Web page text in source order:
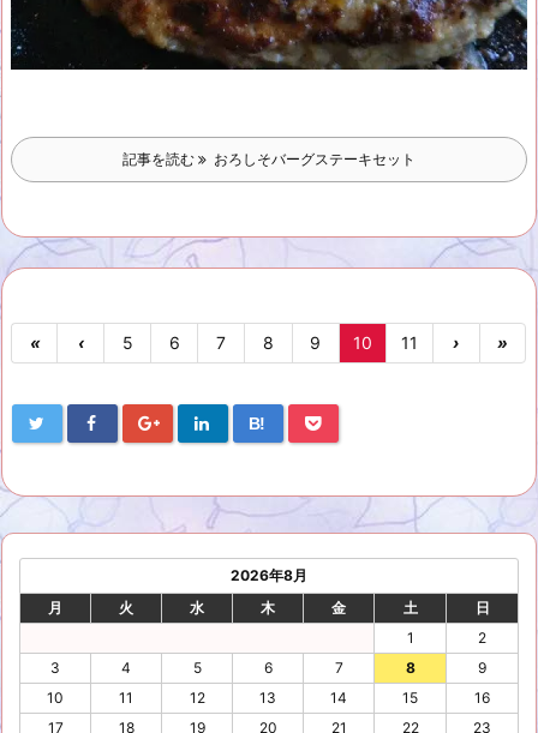
記事を読む おろしそバーグステーキセット
« ‹ 5 6 7 8 9 10 11 › »
B!
2026年8月
月
火 水 木 金 土
日
1
2
3
4 5 6 7 8
9
10
11 12 13 14 15
16
17
18 19 20 21 22 23